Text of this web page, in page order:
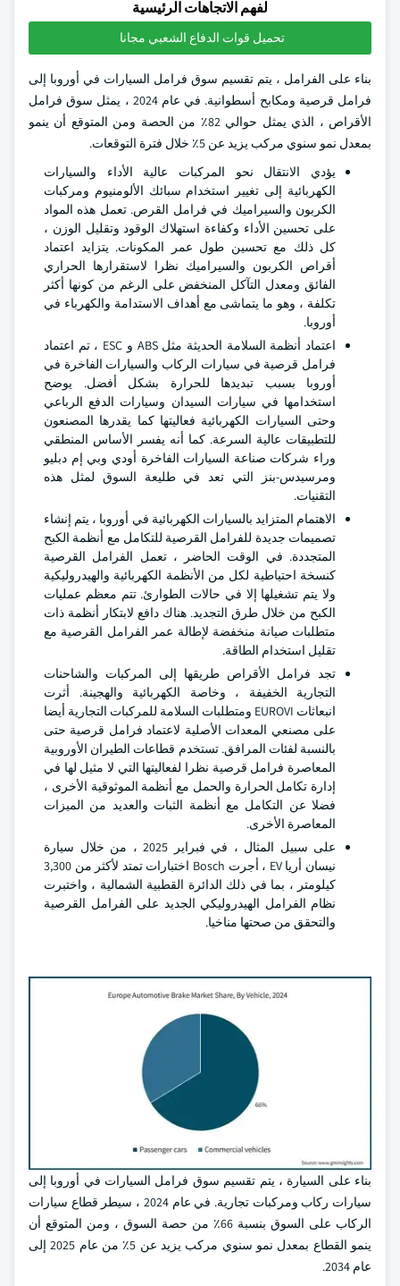
لفهم الاتجاهات الرئيسية
تحميل قوات الدفاع الشعبي مجانا
بناء على الفرامل ، يتم تقسيم سوق فرامل السيارات في أوروبا إلى
فرامل قرصية ومكابح أسطوانية. في عام 2024 ، يمثل سوق فرامل
الأقراص ، الذي يمثل حوالي 82٪ من الحصة ومن المتوقع أن ينمو
بمعدل نمو سنوي مركب يزيد عن 5٪ خلال فترة التوقعات.
يؤدي الانتقال نحو المركبات عالية الأداء والسيارات
الكهربائية إلى تغيير استخدام سبائك الألومنيوم ومركبات
الكربون والسيراميك في فرامل القرص. تعمل هذه المواد
على تحسين الأداء وكفاءة استهلاك الوقود وتقليل الوزن ،
كل ذلك مع تحسين طول عمر المكونات. يتزايد اعتماد
أقراص الكربون والسيراميك نظرا لاستقرارها الحراري
الفائق ومعدل التآكل المنخفض على الرغم من كونها أكثر
تكلفة ، وهو ما يتماشى مع أهداف الاستدامة والكهرباء في
أوروبا.
اعتماد أنظمة السلامة الحديثة مثل ABS و ESC ، تم اعتماد
فرامل قرصية في سيارات الركاب والسيارات الفاخرة في
أوروبا بسبب تبديدها للحرارة بشكل أفضل. يوضح
استخدامها في سيارات السيدان وسيارات الدفع الرباعي
وحتى السيارات الكهربائية فعاليتها كما يقدرها المصنعون
للتطبيقات عالية السرعة. كما أنه يفسر الأساس المنطقي
وراء شركات صناعة السيارات الفاخرة أودي وبي إم دبليو
ومرسيدس-بنز التي تعد في طليعة السوق لمثل هذه
التقنيات.
الاهتمام المتزايد بالسيارات الكهربائية في أوروبا ، يتم إنشاء
تصميمات جديدة للفرامل القرصية للتكامل مع أنظمة الكبح
المتجددة. في الوقت الحاضر ، تعمل الفرامل القرصية
كنسخة احتياطية لكل من الأنظمة الكهربائية والهيدروليكية
ولا يتم تشغيلها إلا في حالات الطوارئ. تتم معظم عمليات
الكبح من خلال طرق التجديد. هناك دافع لابتكار أنظمة ذات
متطلبات صيانة منخفضة لإطالة عمر الفرامل القرصية مع
تقليل استخدام الطاقة.
تجد فرامل الأقراص طريقها إلى المركبات والشاحنات
التجارية الخفيفة ، وخاصة الكهربائية والهجينة. أثرت
انبعاثات EUROVI ومتطلبات السلامة للمركبات التجارية أيضا
على مصنعي المعدات الأصلية لاعتماد فرامل قرصية حتى
بالنسبة لفئات المرافق. تستخدم قطاعات الطيران الأوروبية
المعاصرة فرامل قرصية نظرا لفعاليتها التي لا مثيل لها في
إدارة تكامل الحرارة والحمل مع أنظمة الموثوقية الأخرى ،
فضلا عن التكامل مع أنظمة الثبات والعديد من الميزات
المعاصرة الأخرى.
على سبيل المثال ، في فبراير 2025 ، من خلال سيارة
نيسان أريا EV ، أجرت Bosch اختبارات تمتد لأكثر من 3,300
كيلومتر ، بما في ذلك الدائرة القطبية الشمالية ، واختبرت
نظام الفرامل الهيدروليكي الجديد على الفرامل القرصية
والتحقق من صحتها مناخيا.
بناء على السيارة ، يتم تقسيم سوق فرامل السيارات في أوروبا إلى
سيارات ركاب ومركبات تجارية. في عام 2024 ، سيطر قطاع سيارات
الركاب على السوق بنسبة 66٪ من حصة السوق ، ومن المتوقع أن
ينمو القطاع بمعدل نمو سنوي مركب يزيد عن 5٪ من عام 2025 إلى
عام 2034.